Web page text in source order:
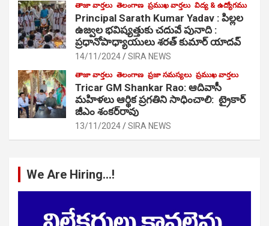
తాజా వార్తలు తెలంగాణ ప్రముఖ వార్తలు విద్య & ఉద్యోగము
Principal Sarath Kumar Yadav : పిల్లల
ఉజ్వల భవిష్యత్తుకు చదువే పునాది :
ప్రధానోపాధ్యాయులు శరత్ కుమార్ యాదవ్
14/11/2024 SIRA NEWS
తాజా వార్తలు తెలంగాణ ప్రజా సమస్యలు ప్రముఖ వార్తలు
Tricar GM Shankar Rao: ఆదివాసీ
మహిళలు ఆర్థిక ప్రగతిని సాధించాలి: ట్రైకార్
జీఎం శంకర్‌రావు
13/11/2024 SIRA NEWS
We Are Hiring…!